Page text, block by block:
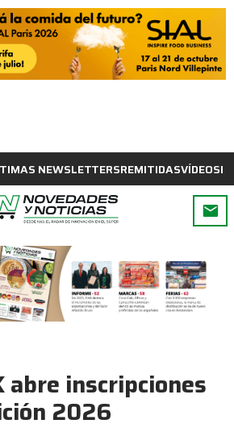
NEWSLETTERSREMITIDASVÍDEOS
abre inscripciones
2026